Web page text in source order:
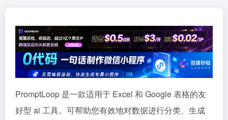
PromptLoop 是一款适用于 Excel 和 Google 表格的友
好型 ai 工具。可帮助您有效地对数据进行分类、生成